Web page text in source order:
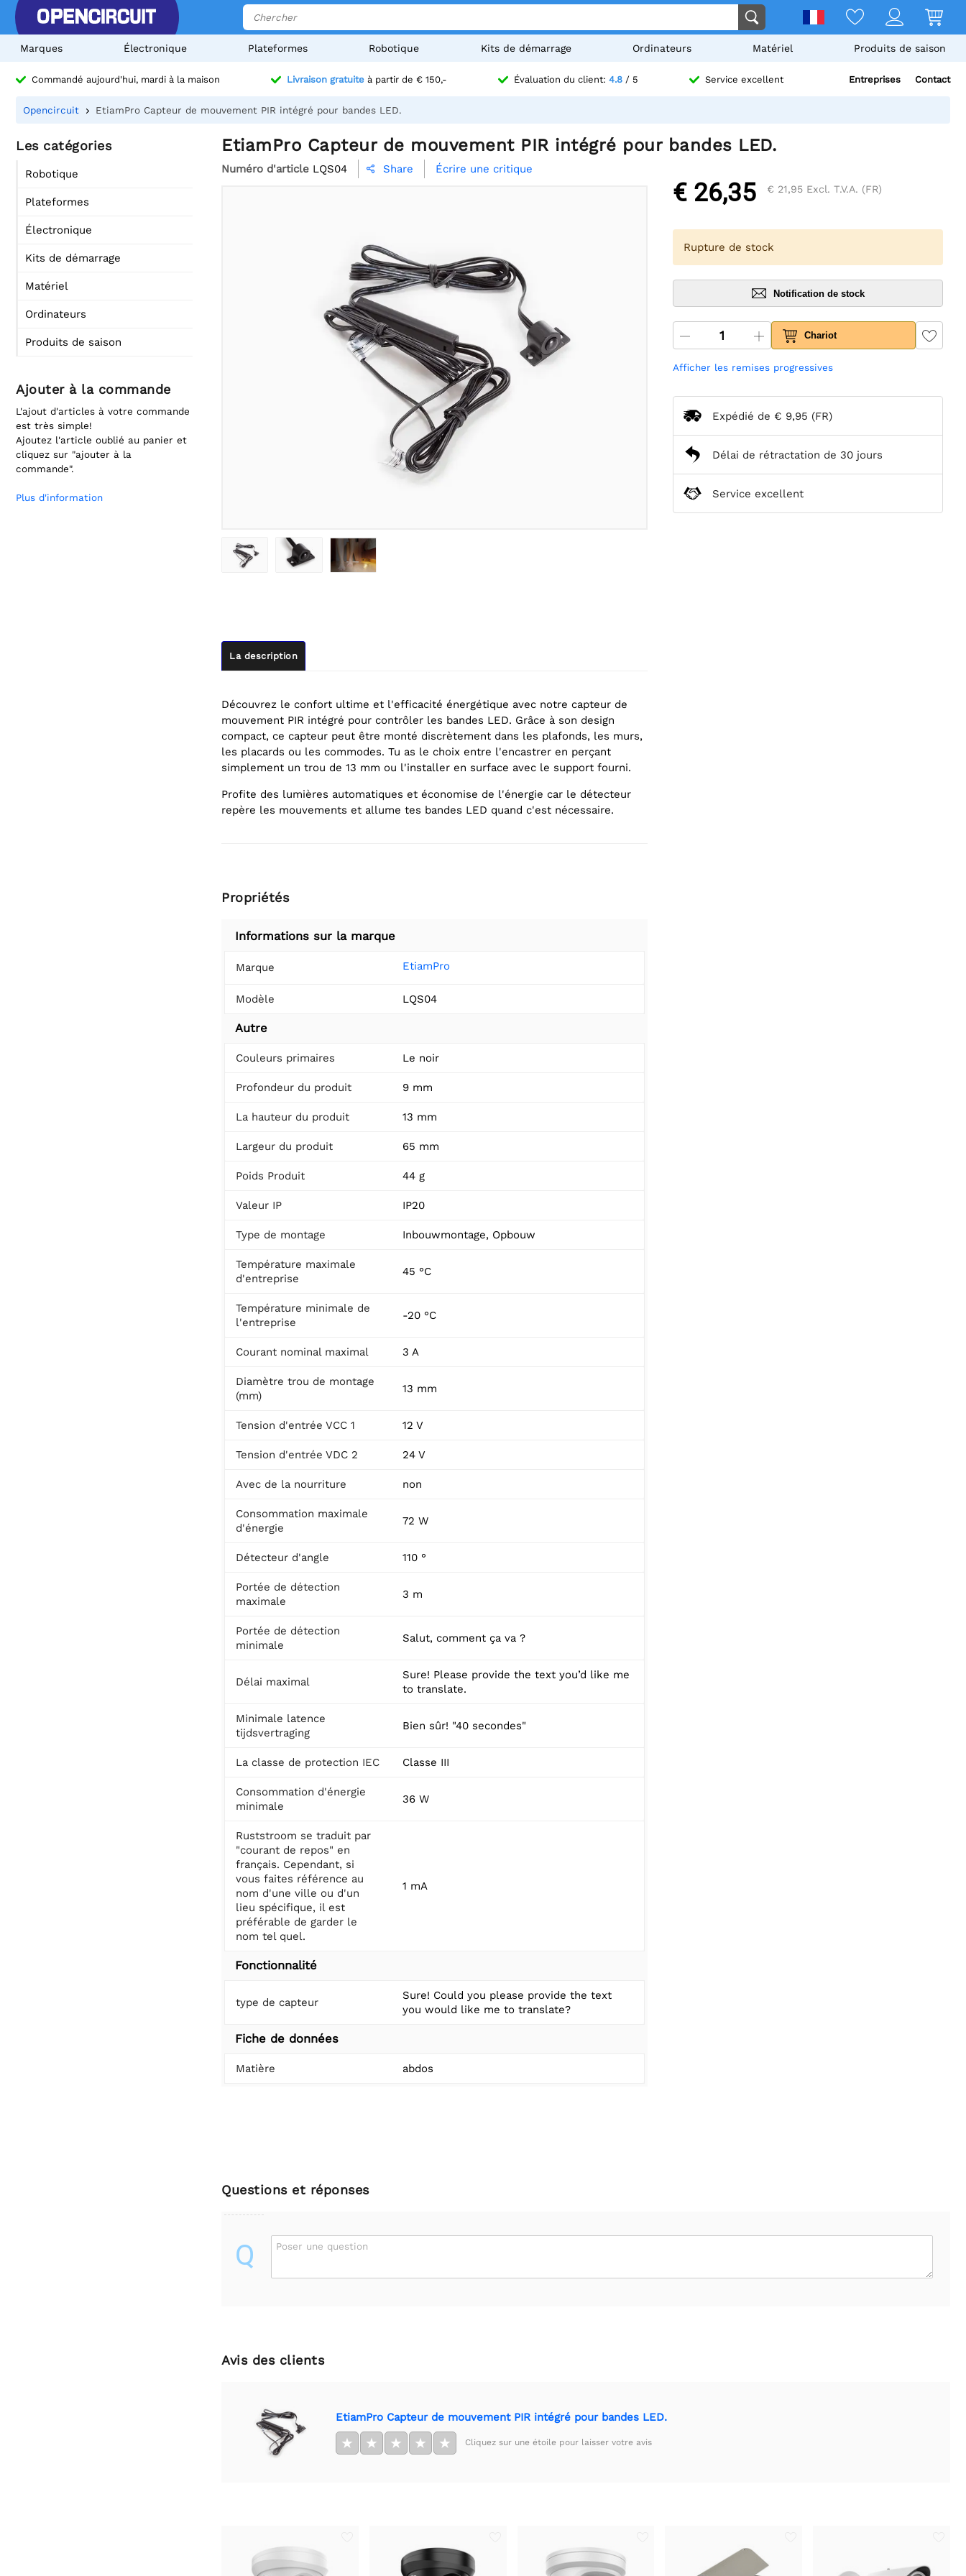
Marques Électronique Plateformes Robotique Kits de démarrage Ordinateurs Matériel Produits de saison
Commandé aujourd'hui, mardi à la maison Livraison gratuite à partir de € 150,- Évaluation du client: 4.8 / 5 Service excellent Entreprises Contact
Opencircuit EtiamPro Capteur de mouvement PIR intégré pour bandes LED.
Les catégories
Robotique
Plateformes
Électronique
Kits de démarrage
Matériel
Ordinateurs
Produits de saison
Ajouter à la commande
L'ajout d'articles à votre commande
est très simple!
Ajoutez l'article oublié au panier et
cliquez sur "ajouter à la
commande".
Plus d'information
EtiamPro Capteur de mouvement PIR intégré pour bandes LED.
Numéro d'article LQS04  Share Écrire une critique
La description
Découvrez le confort ultime et l'efficacité énergétique avec notre capteur de
mouvement PIR intégré pour contrôler les bandes LED. Grâce à son design
compact, ce capteur peut être monté discrètement dans les plafonds, les murs,
les placards ou les commodes. Tu as le choix entre l'encastrer en perçant
simplement un trou de 13 mm ou l'installer en surface avec le support fourni.
Profite des lumières automatiques et économise de l'énergie car le détecteur
repère les mouvements et allume tes bandes LED quand c'est nécessaire.
Propriétés
Informations sur la marque
Marque EtiamPro
Modèle LQS04
Autre
Couleurs primaires Le noir
Profondeur du produit 9 mm
La hauteur du produit 13 mm
Largeur du produit 65 mm
Poids Produit 44 g
Valeur IP IP20
Type de montage Inbouwmontage, Opbouw
Température maximale
d'entreprise
45 °C
Température minimale de
l'entreprise
-20 °C
Courant nominal maximal 3 A
Diamètre trou de montage
(mm)
13 mm
Tension d'entrée VCC 1 12 V
Tension d'entrée VDC 2 24 V
Avec de la nourriture non
Consommation maximale
d'énergie
72 W
Détecteur d'angle 110 °
Portée de détection
maximale
3 m
Portée de détection
minimale
Salut, comment ça va ?
Délai maximal
Sure! Please provide the text you’d like me
to translate.
Minimale latence
tijdsvertraging
Bien sûr! "40 secondes"
La classe de protection IEC Classe III
Consommation d'énergie
minimale
36 W
Ruststroom se traduit par
"courant de repos" en
français. Cependant, si
vous faites référence au
nom d'une ville ou d'un
lieu spécifique, il est
préférable de garder le
nom tel quel.
1 mA
Fonctionnalité
type de capteur
Sure! Could you please provide the text
you would like me to translate?
Fiche de données
Matière abdos
€ 26,35 € 21,95 Excl. T.V.A. (FR)
Rupture de stock
Notification de stock
Chariot
Afficher les remises progressives
Expédié de € 9,95 (FR)
Délai de rétractation de 30 jours
Service excellent
Questions et réponses
Q Poser une question
Avis des clients
EtiamPro Capteur de mouvement PIR intégré pour bandes LED.
★ ★ ★ ★ ★ Cliquez sur une étoile pour laisser votre avis